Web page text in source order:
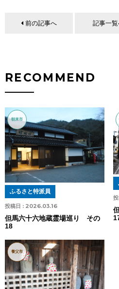
前の記事へ 記事一
RECOMMEND
朝来市
投稿日 : 2026.03.16
ふるさと特派員
但馬六十六地蔵霊場巡り その
18
養父市